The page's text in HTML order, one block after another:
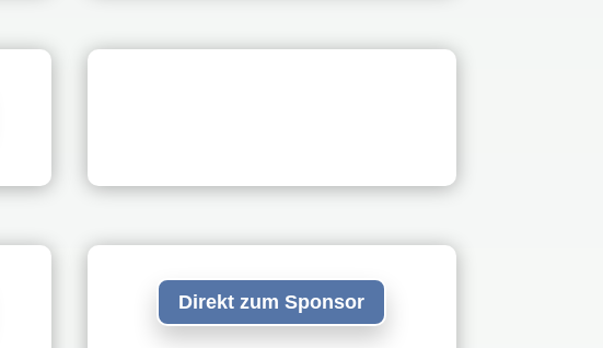
Direkt zum Sponsor